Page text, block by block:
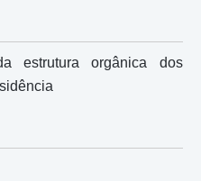
estrutura orgânica dos